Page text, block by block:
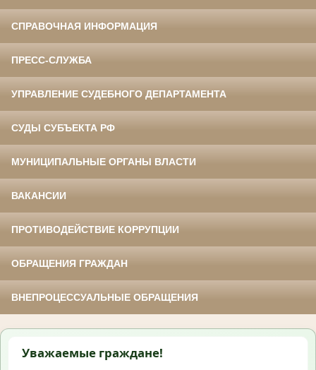
СПРАВОЧНАЯ ИНФОРМАЦИЯ
ПРЕСС-СЛУЖБА
УПРАВЛЕНИЕ СУДЕБНОГО ДЕПАРТАМЕНТА
СУДЫ СУБЪЕКТА РФ
МУНИЦИПАЛЬНЫЕ ОРГАНЫ ВЛАСТИ
ВАКАНСИИ
ПРОТИВОДЕЙСТВИЕ КОРРУПЦИИ
ОБРАЩЕНИЯ ГРАЖДАН
ВНЕПРОЦЕССУАЛЬНЫЕ ОБРАЩЕНИЯ
Уважаемые граждане!